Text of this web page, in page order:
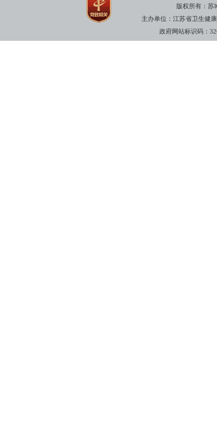
版权所有： 苏
主办单位：江苏省卫生健
政府网站标识码：